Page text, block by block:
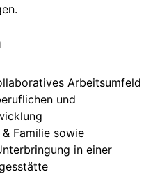
Arbeitsumfeld
und
Familie sowie
in einer